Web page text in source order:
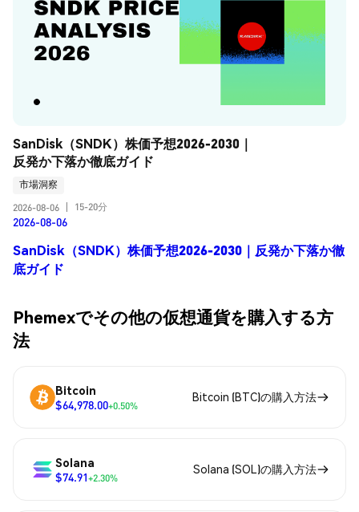
SanDisk（SNDK）株価予想2026-2030｜
反発か下落か徹底ガイド
市場洞察
2026-08-06
15-20分
2026-08-06
SanDisk（SNDK）株価予想2026-2030｜反発か下落か徹
底ガイド
Phemexでその他の仮想通貨を購入する方
法
Bitcoin
$64,978.00+0.50%
Bitcoin (BTC)の購入方法
Solana
$74.91+2.30%
Solana (SOL)の購入方法